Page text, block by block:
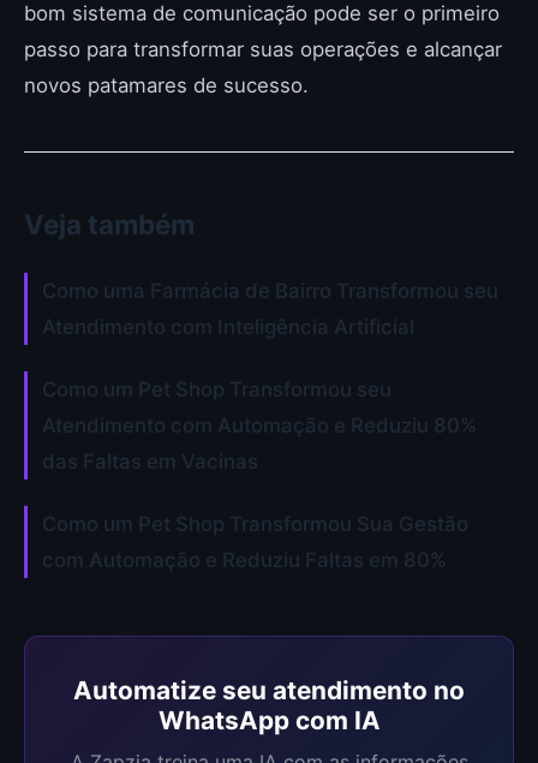
bom sistema de comunicação pode ser o primeiro
passo para transformar suas operações e alcançar
novos patamares de sucesso.
Veja também
Como uma Farmácia de Bairro Transformou seu
Atendimento com Inteligência Artificial
Como um Pet Shop Transformou seu
Atendimento com Automação e Reduziu 80%
das Faltas em Vacinas
Como um Pet Shop Transformou Sua Gestão
com Automação e Reduziu Faltas em 80%
Automatize seu atendimento no
WhatsApp com IA